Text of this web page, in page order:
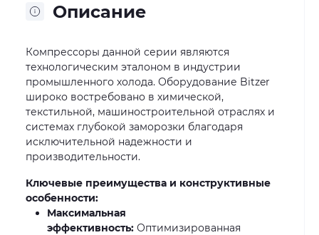
Описание
Компрессоры данной серии являются
технологическим эталоном в индустрии
промышленного холода. Оборудование Bitzer
широко востребовано в химической,
текстильной, машиностроительной отраслях и
системах глубокой заморозки благодаря
исключительной надежности и
производительности.
Ключевые преимущества и конструктивные
особенности:
Максимальная
эффективность: Оптимизированная